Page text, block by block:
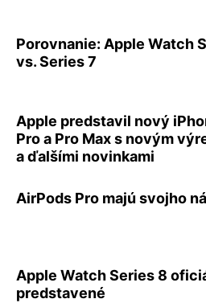
Porovnanie: Apple Watch
vs. Series 7
Apple predstavil nový
Pro a Pro Max s novým
a ďalšími novinkami
AirPods Pro majú svojho
Apple Watch Series 8
predstavené